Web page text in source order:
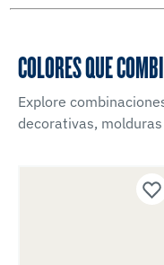
COLORES QUE
Explore
decorativas,